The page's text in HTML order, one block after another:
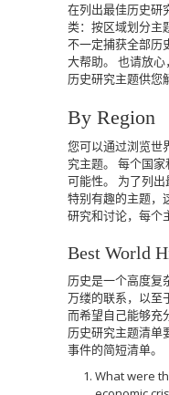
在列出最佳历史研
类：按区域划分主
不一定捕获全部历
大帮助。
也请放心
历史研究主题供您
By Region
您可以通过浏览世
究主题。
每个国家
可能性。
为了列
特别有趣的主题，
研究和讨论，每个
Best World
历史是一个高度复
万缕的联系，以至
而希望自己能够充
历史研究主题清单
事件的简短清单。
What were